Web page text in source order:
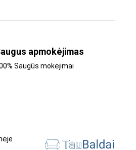
apmokėjimas
Saugūs mokėjimai